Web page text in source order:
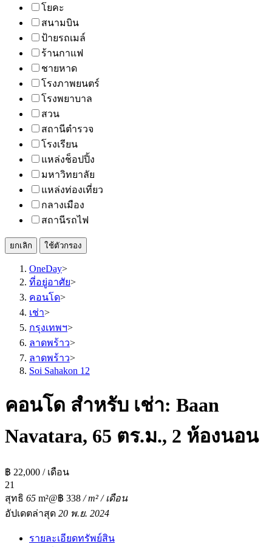
โยคะ
สนามบิน
ป้ายรถเมล์
ร้านกาแฟ
ชายหาด
โรงภาพยนตร์
โรงพยาบาล
สวน
สถานีตำรวจ
โรงเรียน
แหล่งช็อปปิ้ง
มหาวิทยาลัย
แหล่งท่องเที่ยว
กลางเมือง
สถานีรถไฟ
ยกเลิก ใช้ตัวกรอง
OneDay>
ที่อยู่อาศัย>
คอนโด>
เช่า>
กรุงเทพฯ>
ลาดพร้าว>
ลาดพร้าว>
Soi Sahakon 12
คอนโด สำหรับ เช่า: Baan
Navatara, 65 ตร.ม., 2 ห้องนอน
฿ 22,000 / เดือน
21
สุทธิ 65 m²@฿ 338 / m² / เดือน
อัปเดตล่าสุด 20 พ.ย. 2024
รายละเอียดทรัพย์สิน